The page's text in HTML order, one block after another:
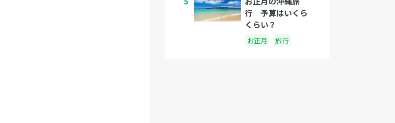
行 予算はいくら
くらい？
お正月 旅行